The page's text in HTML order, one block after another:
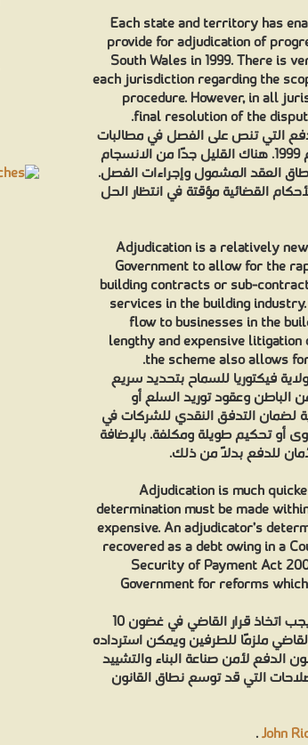
Each state and territory has
provide for adjudication of
South Wales in 1999. There is
each jurisdiction regarding the
procedure. However, in all
final resolution of the
التي تنص على الفصل في مطالبات
التقدم في البناء ، بدءًا من نيو ساوث ويلز في عام 1999. هناك القليل جدًا من الانسجام
العقد المشمول وإجراءات الفصل.
القضائية مؤقتة في انتظار الحل
Adjudication is a relatively
Government to allow for the
building contracts or sub-
services in the building
flow to businesses in the
lengthy and expensive
the scheme also allows
فيكتوريا للسماح بتحديد سريع
الباطن وعقود توريد السلع أو
لضمان التدفق النقدي للشركات في
أو تحكيم طويلة ومكلفة. بالإضافة
للدفع بدلاً من ذلك.
Adjudication is much
determination must be made
expensive. An adjudicator’s
recovered as a debt owing in a
Security of Payment Act
Government for reforms
التحكيم أسرع بكثير من التقاضي في المحكمة (يجب اتخاذ قرار القاضي في غضون 10
ملزمًا للطرفين ويمكن استرداده
الدفع لأمن صناعة البناء والتشييد
التي قد توسع نطاق القانون
John
.